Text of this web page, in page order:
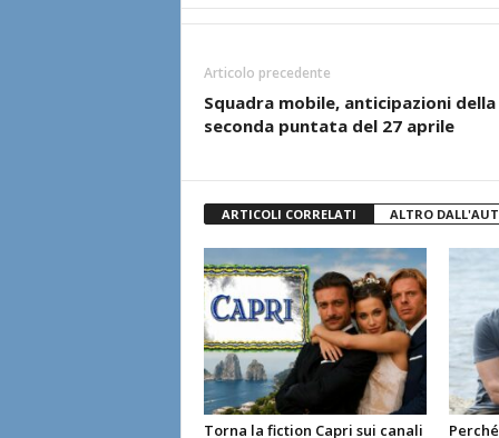
Articolo precedente
Squadra mobile, anticipazioni della
seconda puntata del 27 aprile
ARTICOLI CORRELATI ALTRO
Torna la fiction Capri sui canali